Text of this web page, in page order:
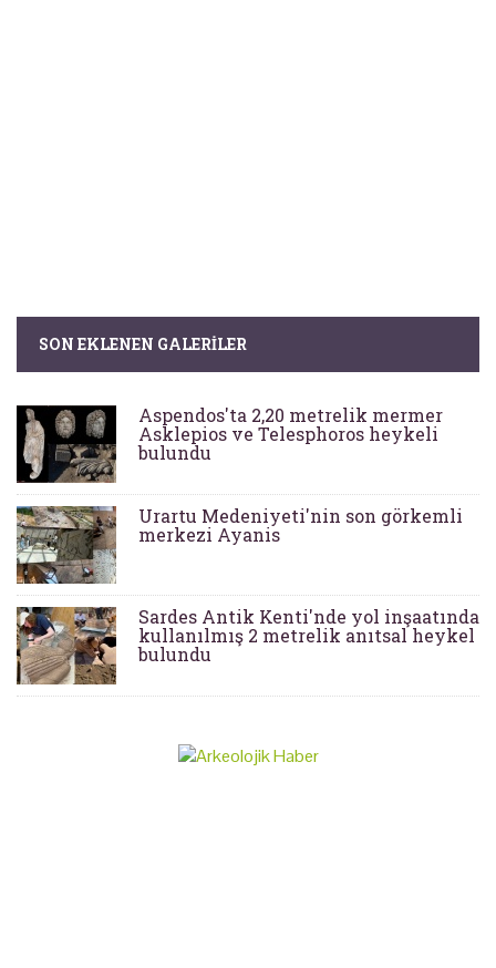
SON EKLENEN GALERILER
Aspendos'ta 2,20 metrelik mermer
Asklepios ve Telesphoros heykeli
bulundu
Urartu Medeniyeti'nin son görkemli
merkezi Ayanis
Sardes Antik Kenti'nde yol inşaatında
kullanılmış 2 metrelik anıtsal heykel
bulundu